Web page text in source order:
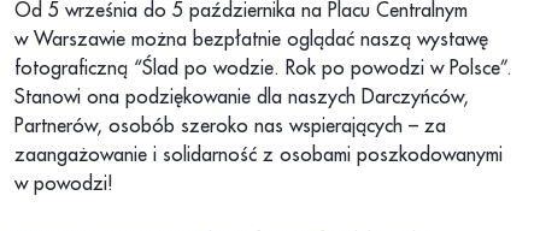
Od 5 września do 5 października na Placu Centralnym
w Warszawie można bezpłatnie oglądać naszą wystawę
fotograficzną “Ślad po wodzie. Rok po powodzi w Polsce”.
Stanowi ona podziękowanie dla naszych Darczyńców,
Partnerów, osobób szeroko nas wspierających – za
zaangażowanie i solidarność z osobami poszkodowanymi
w powodzi!